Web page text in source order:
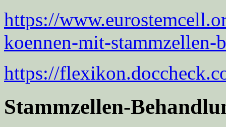
https://
koennen-mit-stammzellen-
https://
Stammzellen-